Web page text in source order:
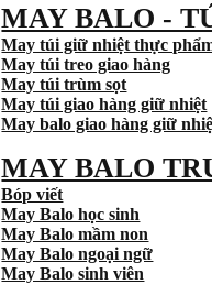
MAY BALO -
May túi giữ nhiệt thực
May túi treo giao hàng
May túi trùm sọt
May túi giao hàng giữ nhiệt
May balo giao hàng giữ
MAY BALO
Bóp viết
May Balo học sinh
May Balo mầm non
May Balo ngoại ngữ
May Balo sinh viên